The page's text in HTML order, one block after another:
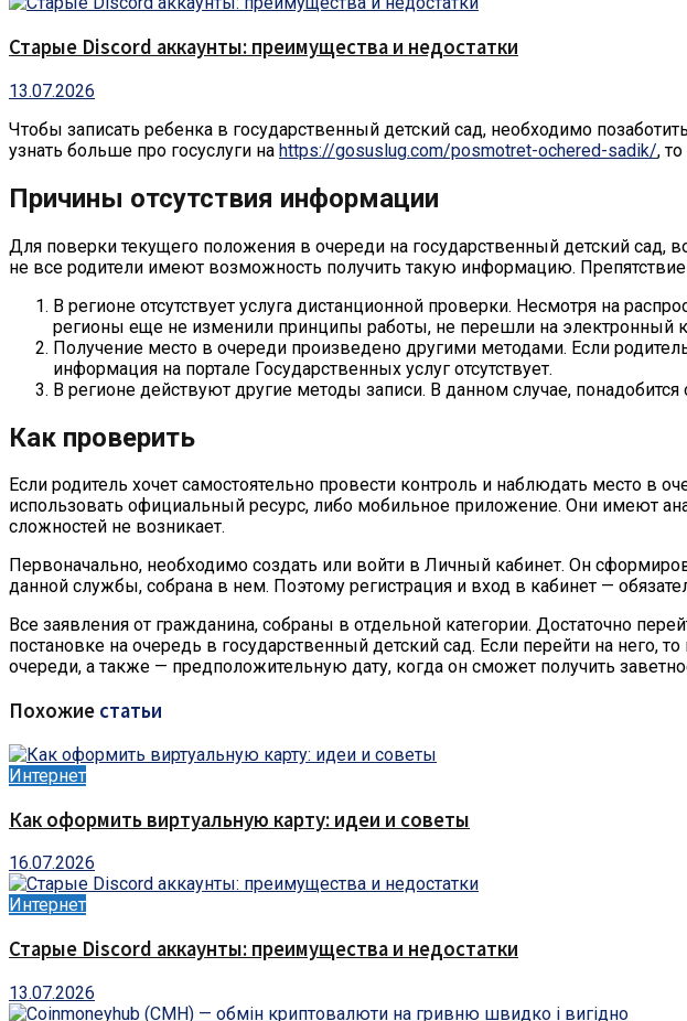
Старые Discord аккаунты: преимущества и недостатки
13.07.2026
Чтобы записать ребенка в государственный детский сад, необходимо
узнать больше про госуслуги на https://gosuslug.com/posmotret-ochered-sadik/,
Причины отсутствия информации
Для поверки текущего положения в очереди на государственный детский сад,
не все родители имеют возможность получить такую информацию.
В регионе отсутствует услуга дистанционной проверки. Несмотря на
регионы еще не изменили принципы работы, не перешли на электронный
Получение место в очереди произведено другими методами. Если
информация на портале Государственных услуг отсутствует.
В регионе действуют другие методы записи. В данном случае,
Как проверить
Если родитель хочет самостоятельно провести контроль и наблюдать место в
использовать официальный ресурс, либо мобильное приложение. Они имеют
сложностей не возникает.
Первоначально, необходимо создать или войти в Личный кабинет. Он
данной службы, собрана в нем. Поэтому регистрация и вход в кабинет —
Все заявления от гражданина, собраны в отдельной категории. Достаточно
постановке на очередь в государственный детский сад. Если перейти на
очереди, а также — предположительную дату, когда он сможет получить
Похожие статьи
Интернет
Как оформить виртуальную карту: идеи и советы
16.07.2026
Интернет
Старые Discord аккаунты: преимущества и недостатки
13.07.2026